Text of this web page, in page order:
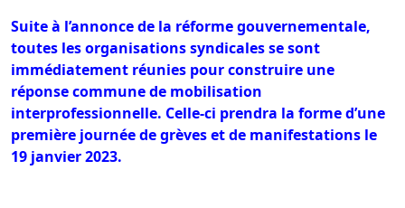
Suite à l’annonce de la réforme gouvernementale,
toutes les organisations syndicales se sont
immédiatement réunies pour construire une
réponse commune de mobilisation
interprofessionnelle. Celle-ci prendra la forme d’une
première journée de grèves et de manifestations le
19 janvier 2023.